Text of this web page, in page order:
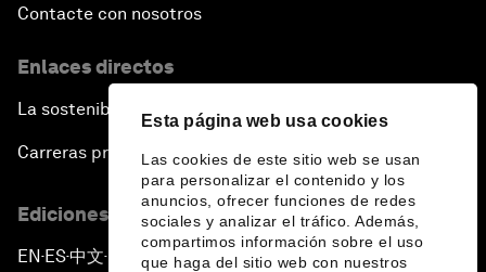
Esta página web usa cookies
Las cookies de este sitio web se usan
para personalizar el contenido y los
anuncios, ofrecer funciones de redes
sociales y analizar el tráfico. Además,
compartimos información sobre el uso
que haga del sitio web con nuestros
Contacte con nosotros
Enlaces directos
La sostenibilidad en el Foro
Carreras profesionales
Ediciones en otros idiomas
EN ▪ ES▪中文▪ 日本語